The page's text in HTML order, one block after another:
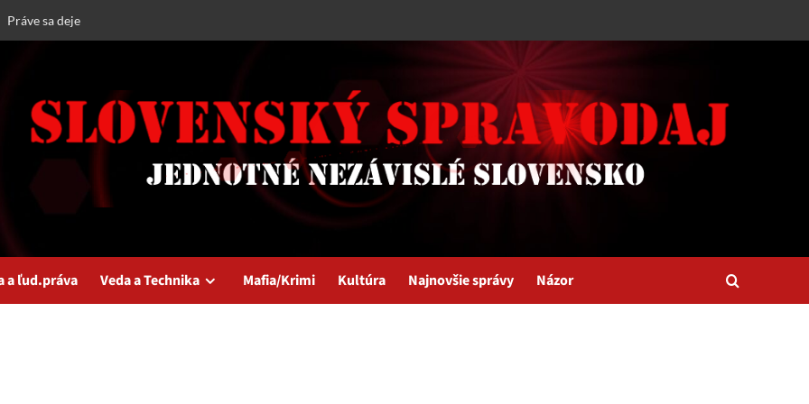
Práve sa deje
a ľud.práva Veda a Technika Mafia/Krimi Kultúra Najnovšie správy Názor